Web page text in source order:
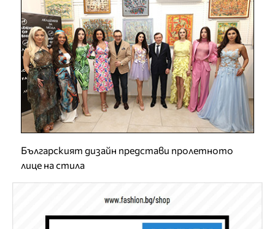
Българският дизайн представи пролетното
лице на стила